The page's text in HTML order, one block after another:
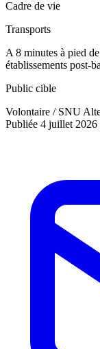
Cadre de vie
Transports
A 8 minutes à pied
établissements post-
Public cible
Volontaire / SNU
Publiée 4 juillet 2026